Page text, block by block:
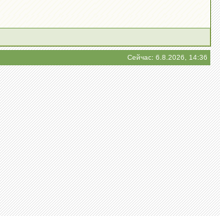
Сейчас: 6.8.2026, 14:36